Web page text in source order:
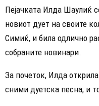
Пејачката Илда Шаулиќ
новиот дует на своите
Симиќ, и била одлично
собраните новинари.
За почеток, Илда
сними дуетска песна, и